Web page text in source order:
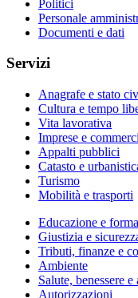
Politici
Personale
Documenti e dati
Servizi
Anagrafe e stato
Cultura e tempo
Vita lavorativa
Imprese e
Appalti pubblici
Catasto e
Turismo
Mobilità e trasporti
Educazione e
Giustizia e
Tributi, finanze e
Ambiente
Salute, benessere e
Autorizzazioni